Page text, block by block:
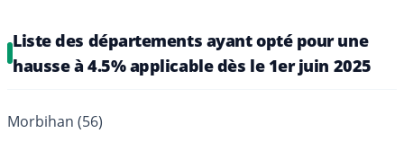
Liste des départements ayant opté pour une
hausse à 4.5% applicable dès le 1er juin 2025
Morbihan (56)